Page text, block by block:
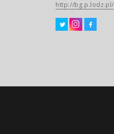
http://bg.p.lodz.pl/